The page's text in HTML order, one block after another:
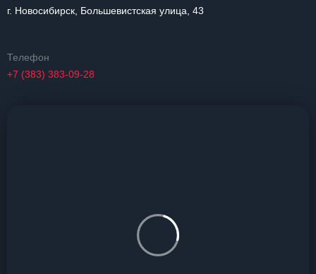
г. Новосибирск, Большевистская улица, 43
Телефон
+7 (383) 383-09-28